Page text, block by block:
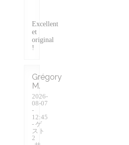
Excellent
et
original
!
Grégory
M
2026-
08-07
-
12:45
- ゲ
スト
2